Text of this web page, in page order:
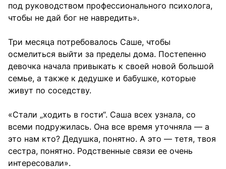
под руководством профессионального психолога,
чтобы не дай бог не навредить».
Три месяца потребовалось Саше, чтобы
осмелиться выйти за пределы дома. Постепенно
девочка начала привыкать к своей новой большой
семье, а также к дедушке и бабушке, которые
живут по соседству.
«Стали „ходить в гости“. Саша всех узнала, со
всеми подружилась. Она все время уточняла — а
это нам кто? Дедушка, понятно. А это — тетя, твоя
сестра, понятно. Родственные связи ее очень
интересовали».